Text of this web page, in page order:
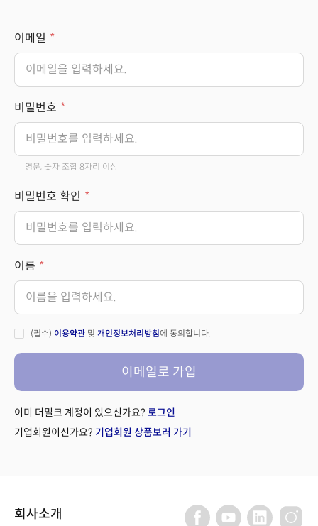
이메일
비밀번호
영문, 숫자 조합 8자리 이상
비밀번호 확인
이름
(필수) 이용약관 및 개인정보처리방침에 동의합니다.
이메일로 가입
이미 더밀크 계정이 있으신가요? 로그인
기업회원이신가요? 기업회원 상품보러 가기
회사소개